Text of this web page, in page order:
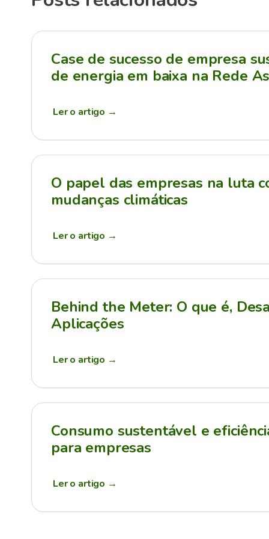
Case de sucesso de empresa
de energia em baixa na Rede
Ler o artigo →
O papel das empresas na luta
mudanças climáticas
Ler o artigo →
Behind the Meter: O que é,
Aplicações
Ler o artigo →
Consumo sustentável e
para empresas
Ler o artigo →